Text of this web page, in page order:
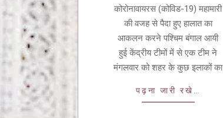
कोरोनावायरस (कोविड-19) महामारी
की वजह से पैदा हुए हालात का
आकलन करने पश्चिम बंगाल आयी
हुई केंद्रीय टीमों में से एक टीम ने
मंगलवार को शहर के कुछ इलाकों का
पढ़ना जारी रखे…